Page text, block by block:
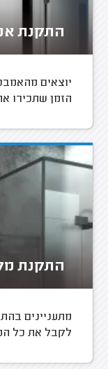
התקנת
יוצאים
הזמן שתכירו
התקנת
מתעניינים
לקבל את כל